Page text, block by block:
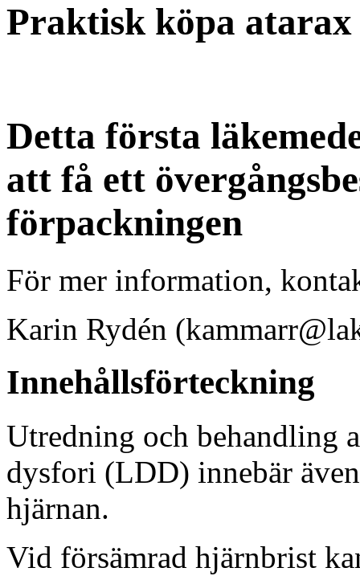
Praktisk köpa
Detta första
att få ett
förpackningen
För mer information,
Karin Rydén
Innehållsförteckning
Utredning och behandling
dysfori (LDD) innebär
hjärnan.
Vid försämrad hjärnbrist